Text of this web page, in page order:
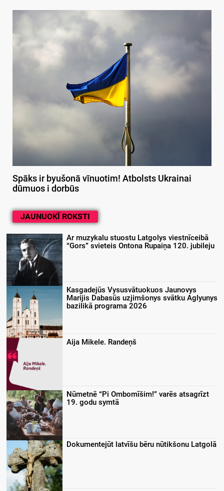
Spāks ir byušonā vīnuotim! Atbolsts Ukrainai
dūmuos i dorbūs
JAUNUOKĪ ROKSTI
Ar muzykalu stuostu Latgolys viestnīceibā
“Gors” svieteis Ontona Rupaiņa 120. jubileju
Kasgadejūs Vysusvātuokuos Jaunovys
Marijis Dabasūs uzjimšonys svātku Aglyunys
bazilikā programa 2026
Aija Mikele. Randeņš
Nūmetnē “Pi Ombomīšim!” varēs atsagrīzt
19. godu symtā
Dokumentejūt latvīšu bēru nūtikšonu Latgolā